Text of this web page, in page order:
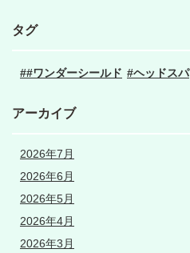
タグ
#ワンダーシールド ヘッドスパ
アーカイブ
2026年7月
2026年6月
2026年5月
2026年4月
2026年3月